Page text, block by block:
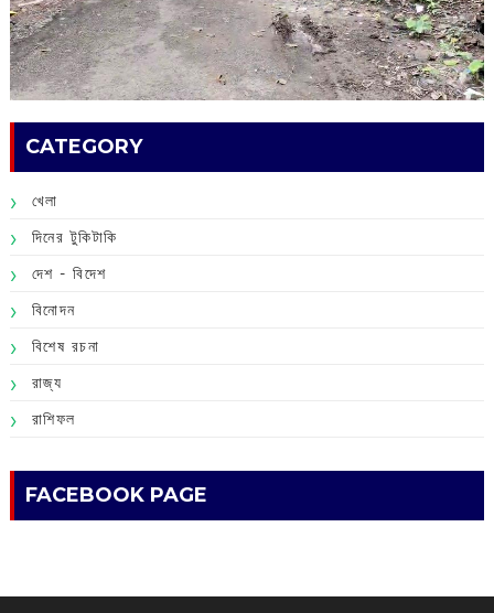
CATEGORY
খেলা
দিনের টুকিটাকি
দেশ - বিদেশ
বিনোদন
বিশেষ রচনা
রাজ্য
রাশিফল
FACEBOOK PAGE